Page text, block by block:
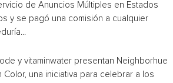
de Anuncios Múltiples en Estados
y se pagó una comisión a cualquier
y vitaminwater presentan Neighborhue:
Color, una iniciativa para celebrar a los